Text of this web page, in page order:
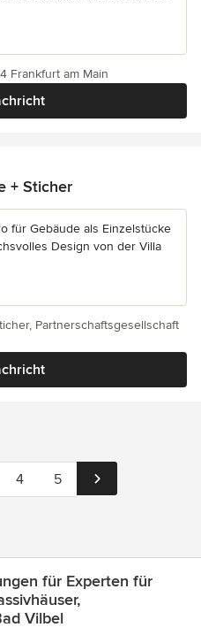
Frankfurt am Main
+ Sticher
für Gebäude als Einzelstücke
Design von der Villa
Partnerschaftsgesellschaft
4 5
für Experten für
Vilbel